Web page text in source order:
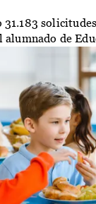
31.183
alumnado de